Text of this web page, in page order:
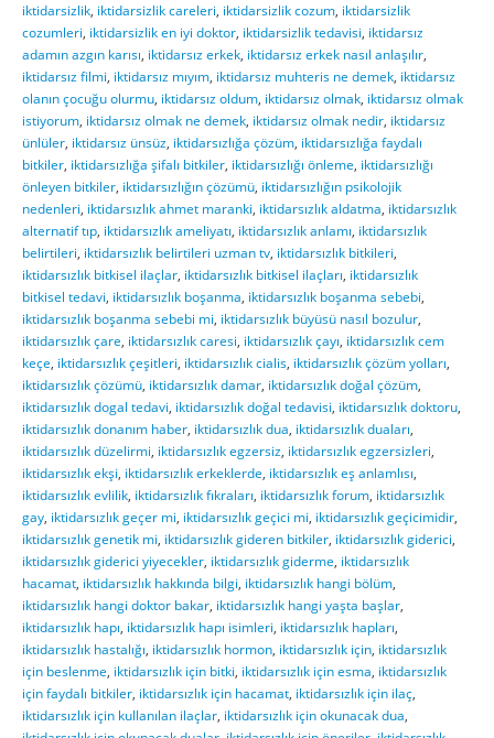
iktidarsizlik, iktidarsizlik careleri, iktidarsizlik cozum, iktidarsizlik
cozumleri, iktidarsizlik en iyi doktor, iktidarsizlik tedavisi, iktidarsız
adamın azgın karısı, iktidarsız erkek, iktidarsız erkek nasıl anlaşılır,
iktidarsız filmi, iktidarsız mıyım, iktidarsız muhteris ne demek, iktidarsız
olanın çocuğu olurmu, iktidarsız oldum, iktidarsız olmak, iktidarsız olmak
istiyorum, iktidarsız olmak ne demek, iktidarsız olmak nedir, iktidarsız
ünlüler, iktidarsız ünsüz, iktidarsızlığa çözüm, iktidarsızlığa faydalı
bitkiler, iktidarsızlığa şifalı bitkiler, iktidarsızlığı önleme, iktidarsızlığı
önleyen bitkiler, iktidarsızlığın çözümü, iktidarsızlığın psikolojik
nedenleri, iktidarsızlık ahmet maranki, iktidarsızlık aldatma, iktidarsızlık
alternatif tıp, iktidarsızlık ameliyatı, iktidarsızlık anlamı, iktidarsızlık
belirtileri, iktidarsızlık belirtileri uzman tv, iktidarsızlık bitkileri,
iktidarsızlık bitkisel ilaçlar, iktidarsızlık bitkisel ilaçları, iktidarsızlık
bitkisel tedavi, iktidarsızlık boşanma, iktidarsızlık boşanma sebebi,
iktidarsızlık boşanma sebebi mi, iktidarsızlık büyüsü nasıl bozulur,
iktidarsızlık çare, iktidarsızlık caresi, iktidarsızlık çayı, iktidarsızlık cem
keçe, iktidarsızlık çeşitleri, iktidarsızlık cialis, iktidarsızlık çözüm yolları,
iktidarsızlık çözümü, iktidarsızlık damar, iktidarsızlık doğal çözüm,
iktidarsızlık dogal tedavi, iktidarsızlık doğal tedavisi, iktidarsızlık doktoru,
iktidarsızlık donanım haber, iktidarsızlık dua, iktidarsızlık duaları,
iktidarsızlık düzelirmi, iktidarsızlık egzersiz, iktidarsızlık egzersizleri,
iktidarsızlık ekşi, iktidarsızlık erkeklerde, iktidarsızlık eş anlamlısı,
iktidarsızlık evlilik, iktidarsızlık fıkraları, iktidarsızlık forum, iktidarsızlık
gay, iktidarsızlık geçer mi, iktidarsızlık geçici mi, iktidarsızlık geçicimidir,
iktidarsızlık genetik mi, iktidarsızlık gideren bitkiler, iktidarsızlık giderici,
iktidarsızlık giderici yiyecekler, iktidarsızlık giderme, iktidarsızlık
hacamat, iktidarsızlık hakkında bilgi, iktidarsızlık hangi bölüm,
iktidarsızlık hangi doktor bakar, iktidarsızlık hangi yaşta başlar,
iktidarsızlık hapı, iktidarsızlık hapı isimleri, iktidarsızlık hapları,
iktidarsızlık hastalığı, iktidarsızlık hormon, iktidarsızlık için, iktidarsızlık
için beslenme, iktidarsızlık için bitki, iktidarsızlık için esma, iktidarsızlık
için faydalı bitkiler, iktidarsızlık için hacamat, iktidarsızlık için ilaç,
iktidarsızlık için kullanılan ilaçlar, iktidarsızlık için okunacak dua,